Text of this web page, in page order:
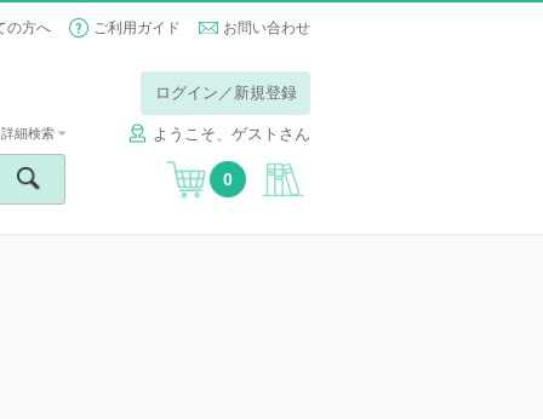
の方へ ご利用ガイド お問い合わせ
ログイン／新規登録
ようこそ、ゲストさん
詳細検索
0